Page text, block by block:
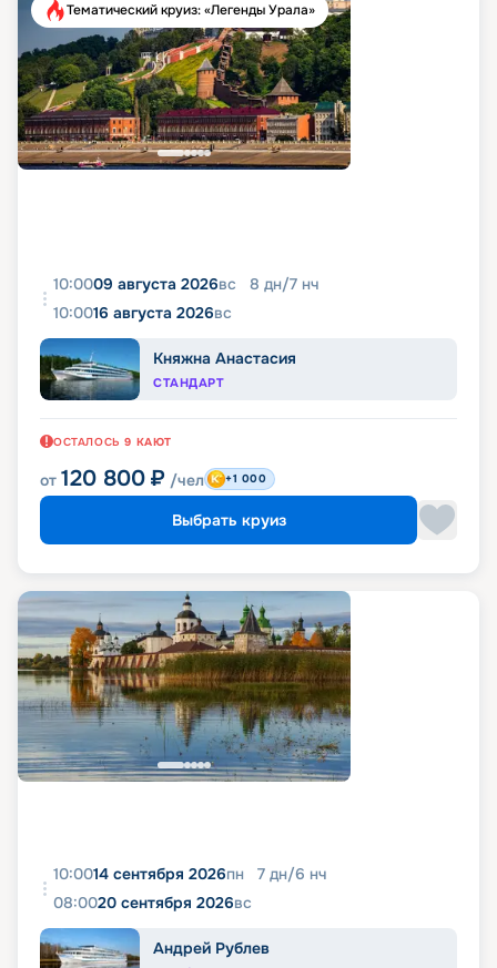
Тематический круиз: «Легенды Урала»
10:0009 августа 2026вс 8 дн/7 нч
10:0016 августа 2026вс
Княжна Анастасия
СТАНДАРТ
ОСТАЛОСЬ 9 КАЮТ
от 120 800 ₽ /чел +1 000
Выбрать круиз
10:0014 сентября 2026пн 7 дн/6 нч
08:0020 сентября 2026вс
Андрей Рублев